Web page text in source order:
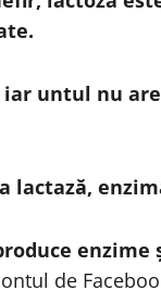
untul nu
lactază,
de